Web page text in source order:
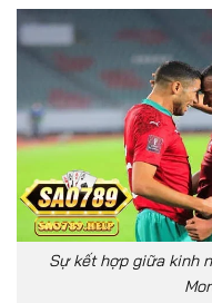
Sự kết hợp giữa kinh